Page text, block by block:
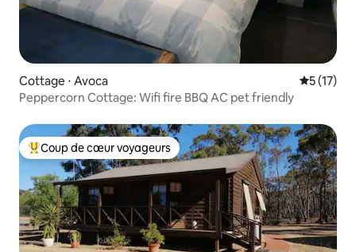
Cottage ⋅ Avoca
5 (17)
Peppercorn Cottage: Wifi fire BBQ AC pet friendly
Coups de cœur voyageurs les plus appréciés
Coup de cœur voyageurs